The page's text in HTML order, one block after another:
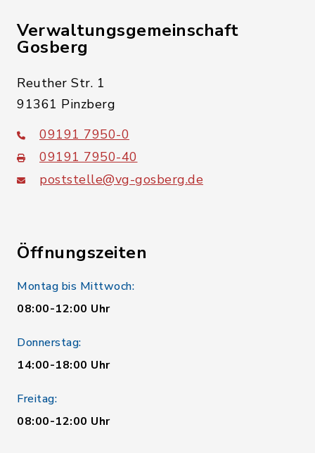
Verwaltungsgemeinschaft
Gosberg
Reuther Str. 1
91361 Pinzberg
09191 7950-0
09191 7950-40
poststelle@vg-gosberg.de
Öffnungszeiten
Montag bis Mittwoch:
08:00-12:00 Uhr
Donnerstag:
14:00-18:00 Uhr
Freitag:
08:00-12:00 Uhr